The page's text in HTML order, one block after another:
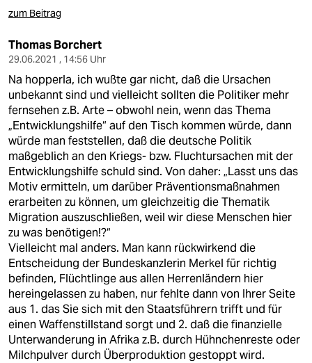
zum Beitrag
Thomas Borchert
29.06.2021 , 14:56 Uhr
Na hopperla, ich wußte gar nicht, daß die Ursachen
unbekannt sind und vielleicht sollten die Politiker mehr
fernsehen z.B. Arte – obwohl nein, wenn das Thema
„Entwicklungshilfe“ auf den Tisch kommen würde, dann
würde man feststellen, daß die deutsche Politik
maßgeblich an den Kriegs- bzw. Fluchtursachen mit der
Entwicklungshilfe schuld sind. Von daher: „Lasst uns das
Motiv ermitteln, um darüber Präventionsmaßnahmen
erarbeiten zu können, um gleichzeitig die Thematik
Migration auszuschließen, weil wir diese Menschen hier
zu was benötigen!?“
Vielleicht mal anders. Man kann rückwirkend die
Entscheidung der Bundeskanzlerin Merkel für richtig
befinden, Flüchtlinge aus allen Herrenländern hier
hereingelassen zu haben, nur fehlte dann von Ihrer Seite
aus 1. das Sie sich mit den Staatsführern trifft und für
einen Waffenstillstand sorgt und 2. daß die finanzielle
Unterwanderung in Afrika z.B. durch Hühnchenreste oder
Milchpulver durch Überproduktion gestoppt wird.